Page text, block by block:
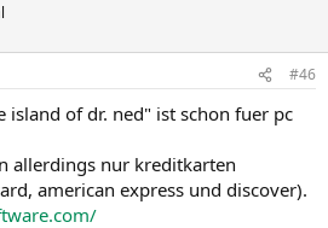
#46
island of dr. ned" ist schon fuer pc
allerdings nur kreditkarten
american express und discover).